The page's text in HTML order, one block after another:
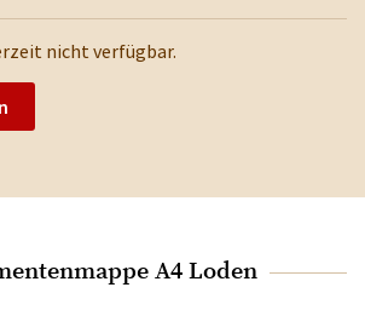
nicht verfügbar.
A4 Loden